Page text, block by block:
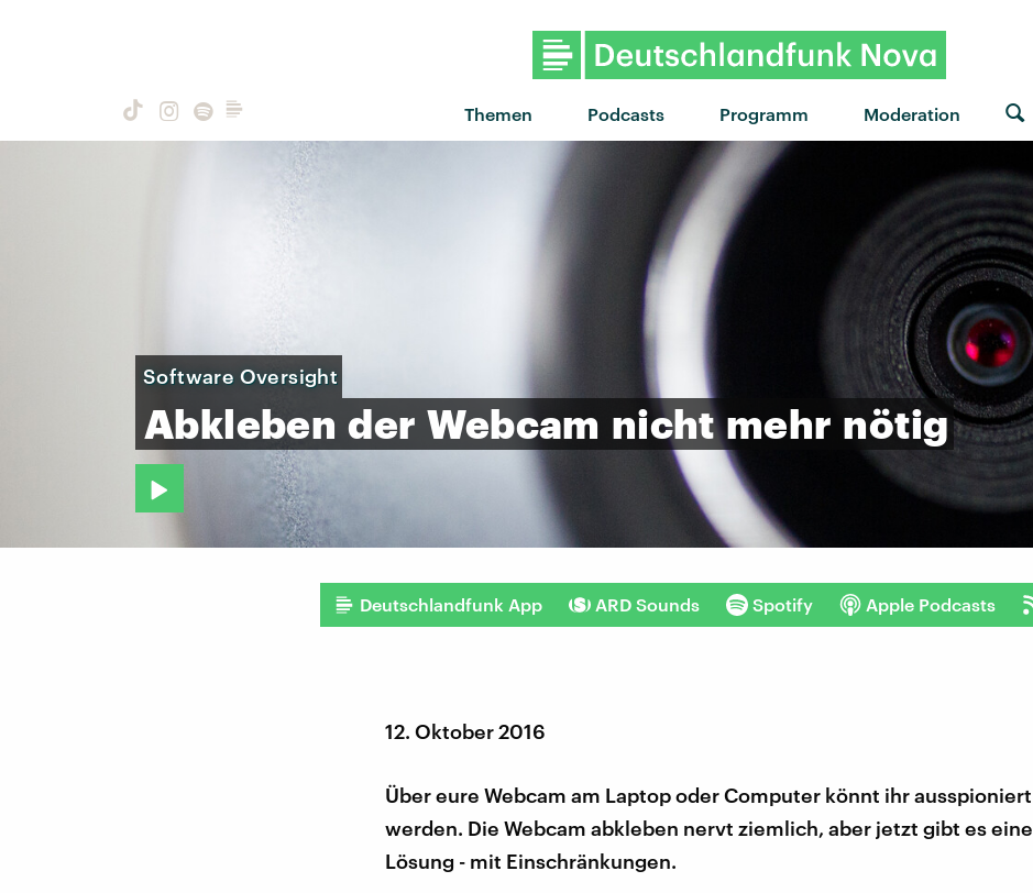
Themen Podcasts Programm Moderation
Software Oversight
Abkleben der Webcam nicht mehr nötig
Deutschlandfunk App ARD Sounds Spotify Apple Podcasts
12. Oktober 2016
Über eure Webcam am Laptop oder Computer könnt ihr ausspioniert
werden. Die Webcam abkleben nervt ziemlich, aber jetzt gibt es eine
Lösung - mit Einschränkungen.